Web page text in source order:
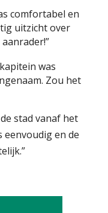
comfortabel en
uitzicht over
was
Zou het
stad vanaf het
eenvoudig en de